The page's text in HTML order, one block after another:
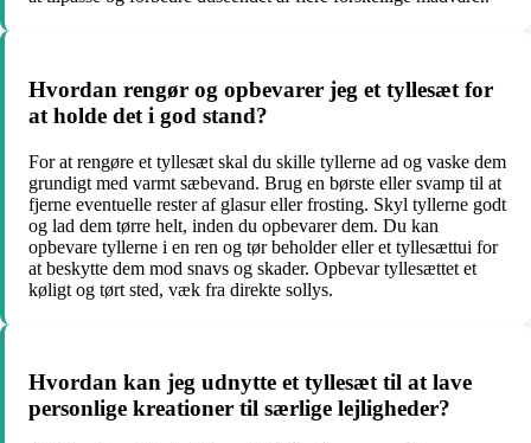
Hvordan rengør og opbevarer jeg et tyllesæt for
at holde det i god stand?
For at rengøre et tyllesæt skal du skille tyllerne ad og vaske dem
grundigt med varmt sæbevand. Brug en børste eller svamp til at
fjerne eventuelle rester af glasur eller frosting. Skyl tyllerne godt
og lad dem tørre helt, inden du opbevarer dem. Du kan
opbevare tyllerne i en ren og tør beholder eller et tyllesættui for
at beskytte dem mod snavs og skader. Opbevar tyllesættet et
køligt og tørt sted, væk fra direkte sollys.
Hvordan kan jeg udnytte et tyllesæt til at lave
personlige kreationer til særlige lejligheder?